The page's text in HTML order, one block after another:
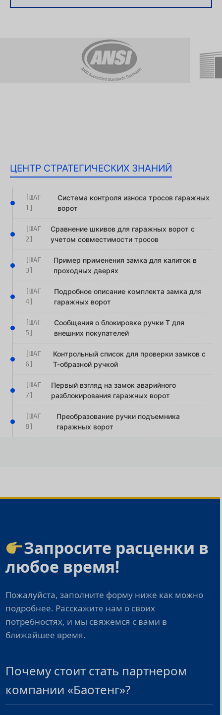
ЦЕНТР СТРАТЕГИЧЕСКИХ ЗНАНИЙ
[ШАГ
1]
Система контроля износа тросов гаражных
ворот
[ШАГ
2]
Сравнение шкивов для гаражных ворот с
учетом совместимости тросов
[ШАГ
3]
Пример применения замка для калиток в
проходных дверях
[ШАГ
4]
Подробное описание комплекта замка для
гаражных ворот
[ШАГ
5]
Сообщения о блокировке ручки T для
внешних покупателей
[ШАГ
6]
Контрольный список для проверки замков с
Т-образной ручкой
[ШАГ
7]
Первый взгляд на замок аварийного
разблокирования гаражных ворот
[ШАГ
8]
Преобразование ручки подъемника
гаражных ворот
Запросите расценки в
любое время!
Пожалуйста, заполните форму ниже как можно
подробнее. Расскажите нам о своих
потребностях, и мы свяжемся с вами в
ближайшее время.
Почему стоит стать партнером
компании «Баотенг»?